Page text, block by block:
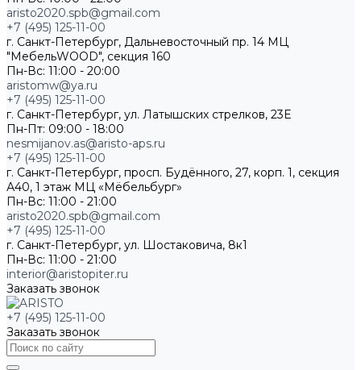
aristo2020.spb@gmail.com
+7 (495) 125-11-00
г. Санкт-Петербург, Дальневосточный пр. 14 МЦ
"МебельWOOD", секция 160
Пн-Вс: 11:00 - 20:00
aristomw@ya.ru
+7 (495) 125-11-00
г. Санкт-Петербург, ул. Латышских стрелков, 23Е
Пн-Пт: 09:00 - 18:00
nesmijanov.as@aristo-aps.ru
+7 (495) 125-11-00
г. Санкт-Петербург, просп. Будённого, 27, корп. 1, секция
А40, 1 этаж МЦ «Мёбельбург»
Пн-Вс: 11:00 - 21:00
aristo2020.spb@gmail.com
+7 (495) 125-11-00
г. Санкт-Петербург, ул. Шостаковича, 8к1
Пн-Вс: 11:00 - 21:00
interior@aristopiter.ru
Заказать звонок
+7 (495) 125-11-00
Заказать звонок